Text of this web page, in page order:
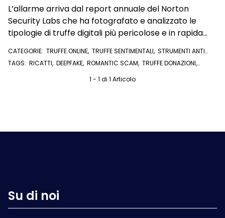
L’allarme arriva dal report annuale del Norton
Security Labs che ha fotografato e analizzato le
tipologie di truffe digitali più pericolose e in rapida
CATEGORIE: TRUFFE ONLINE, TRUFFE SENTIMENTALI, STRUMENTI ANTI
TRUFFA
TAGS: RICATTI, DEEPFAKE, ROMANTIC SCAM, TRUFFE DONAZIONI,
1 - 1 di 1 Articolo
Su di noi